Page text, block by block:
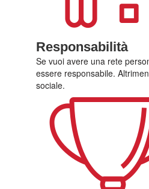
Responsabilità
Se vuoi avere una rete
essere responsabile.
sociale.